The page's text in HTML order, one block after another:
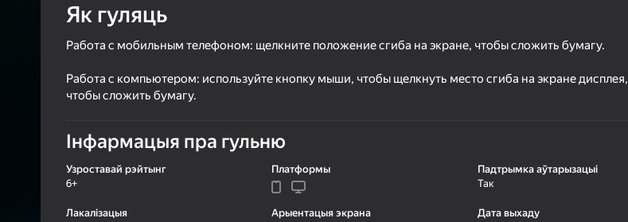
Больш падрабязна аб гульні
Як гуляць
Работа с мобильным телефоном: щелкните положение сгиба на экране, чтобы сложить бумагу.
Работа с компьютером: используйте кнопку мыши, чтобы щелкнуть место сгиба на экране дисплея,
чтобы сложить бумагу.
Інфармацыя пра гульню
Узроставай рэйтынг
6+
Платформы
Падтрымка аўтарызацыі
Так
Лакалізацыя
Арыентацыя экрана
Дата выхаду